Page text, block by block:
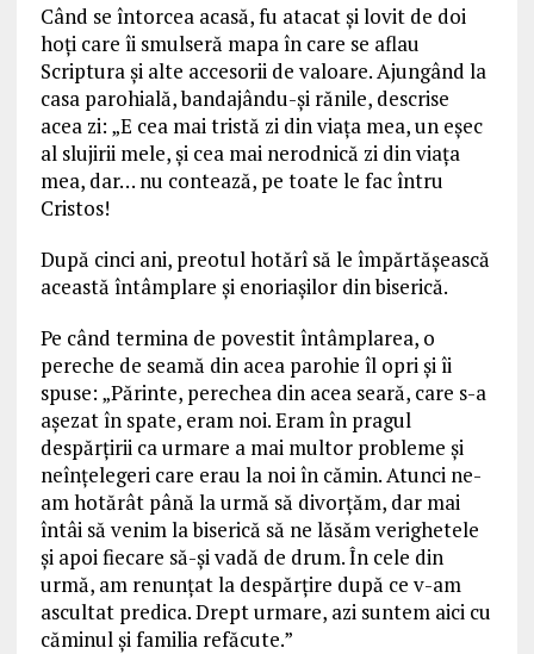
Când se întorcea acasă, fu atacat și lovit de doi
hoți care îi smulseră mapa în care se aflau
Scriptura și alte accesorii de valoare. Ajungând la
casa parohială, bandajându-și rănile, descrise
acea zi: „E cea mai tristă zi din viața mea, un eșec
al slujirii mele, și cea mai nerodnică zi din viața
mea, dar… nu contează, pe toate le fac întru
Cristos!
După cinci ani, preotul hotărî să le împărtășească
această întâmplare și enoriașilor din biserică.
Pe când termina de povestit întâmplarea, o
pereche de seamă din acea parohie îl opri și îi
spuse: „Părinte, perechea din acea seară, care s-a
așezat în spate, eram noi. Eram în pragul
despărțirii ca urmare a mai multor probleme și
neînțelegeri care erau la noi în cămin. Atunci ne-
am hotărât până la urmă să divorțăm, dar mai
întâi să venim la biserică să ne lăsăm verighetele
și apoi fiecare să-și vadă de drum. În cele din
urmă, am renunțat la despărțire după ce v-am
ascultat predica. Drept urmare, azi suntem aici cu
căminul și familia refăcute.”